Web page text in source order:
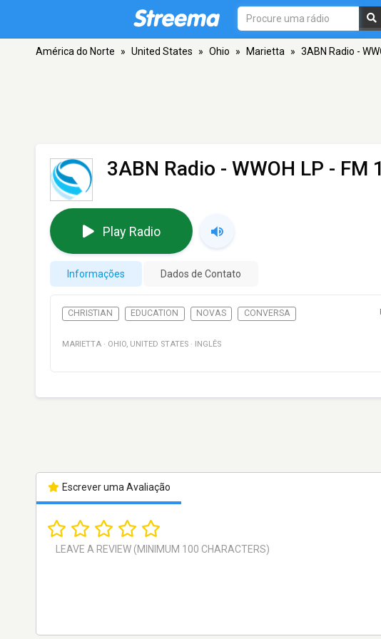
América do Norte » United States » Ohio » Marietta » 3ABN Radio -
3ABN Radio - WWOH LP - FM
Play Radio
Informações Dados de Contato
CHRISTIAN EDUCATION NOVAS CONVERSA
MARIETTA · OHIO, UNITED STATES · INGLÊS
Escrever uma Avaliação